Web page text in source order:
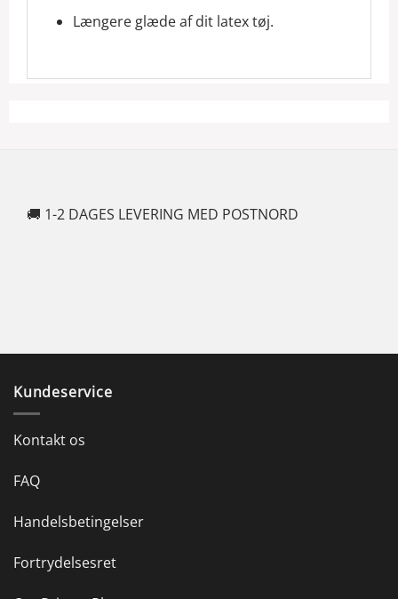
Længere glæde af dit latex tøj.
🚚 1-2 DAGES LEVERING MED POSTNORD
Kundeservice
Kontakt os
FAQ
Handelsbetingelser
Fortrydelsesret